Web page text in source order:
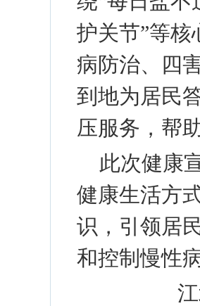
护关节”等核
病防治、四
到地为居民
压服务，帮
此次健康
健康生活方
识，引领居
和控制慢性